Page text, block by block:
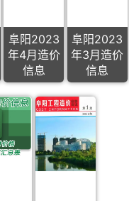
阜阳2023
年4月造价
信息
阜阳2023
年3月造价
信息